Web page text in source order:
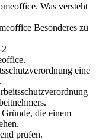
Was versteht
Besonderes zu
eine
die einem
prüfen.